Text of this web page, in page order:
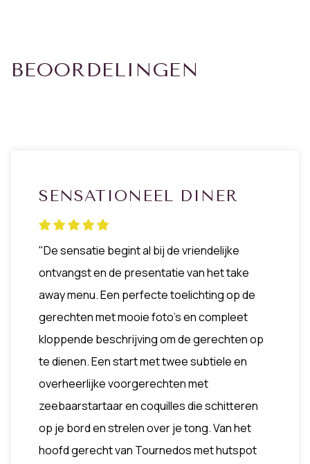
BEOORDELINGEN
SENSATIONEEL DINER
"De sensatie begint al bij de vriendelijke
ontvangst en de presentatie van het take
away menu. Een perfecte toelichting op de
gerechten met mooie foto's en compleet
kloppende beschrijving om de gerechten op
te dienen. Een start met twee subtiele en
overheerlijke voorgerechten met
zeebaarstartaar en coquilles die schitteren
op je bord en strelen over je tong. Van het
hoofd gerecht van Tournedos met hutspot